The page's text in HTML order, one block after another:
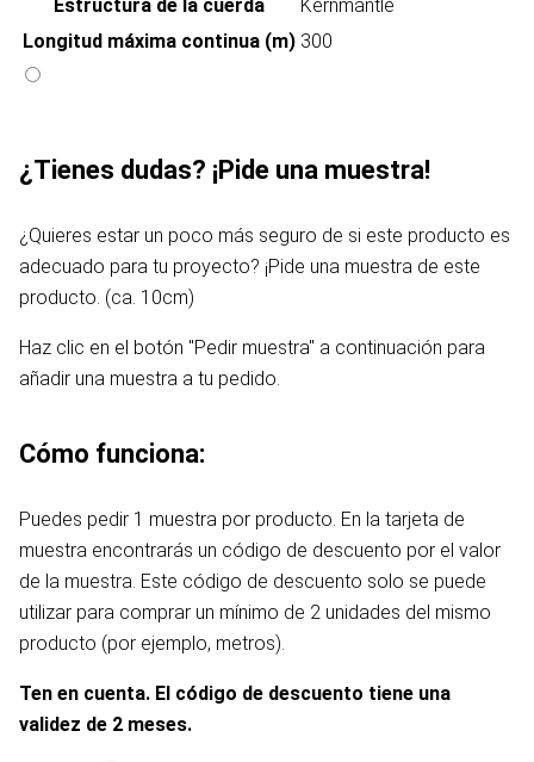
Estructura de la cuerda
Kernmantle
Longitud máxima continua (m) 300
¿Tienes dudas? ¡Pide una muestra!
¿Quieres estar un poco más seguro de si este producto es
adecuado para tu proyecto? ¡Pide una muestra de este
producto. (ca. 10cm)
Haz clic en el botón "Pedir muestra" a continuación para
añadir una muestra a tu pedido.
Cómo funciona:
Puedes pedir 1 muestra por producto. En la tarjeta de
muestra encontrarás un código de descuento por el valor
de la muestra. Este código de descuento solo se puede
utilizar para comprar un mínimo de 2 unidades del mismo
producto (por ejemplo, metros).
Ten en cuenta. El código de descuento tiene una
validez de 2 meses.